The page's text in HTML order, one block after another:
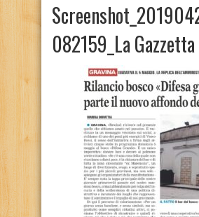
082159_La Gazzetta